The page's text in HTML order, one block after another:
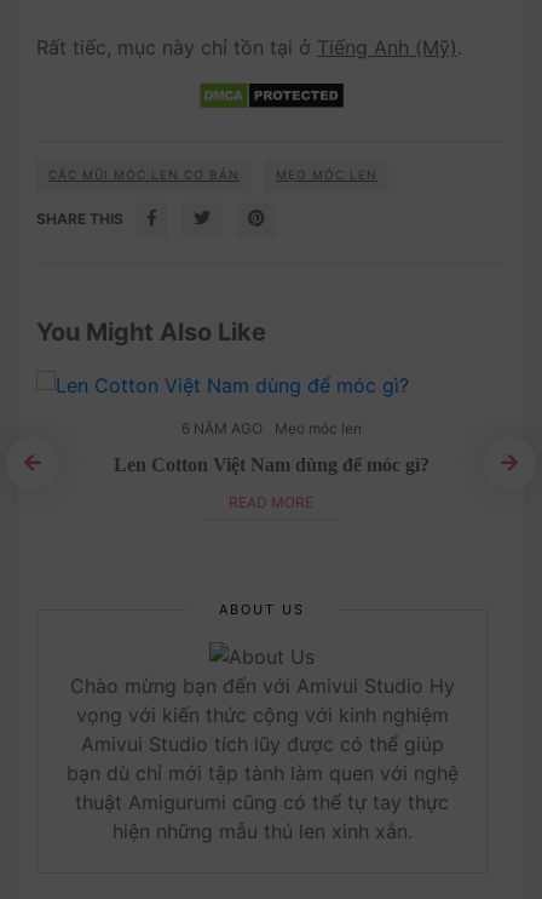
Rất tiếc, mục này chỉ tồn tại ở Tiếng Anh (Mỹ) .
CÁC MŨI MÓC LEN CƠ BẢN MẸO MÓC LEN
SHARE THIS
You Might Also Like
6 NĂM AGO Mẹo móc len
Len Cotton Việt Nam dùng để móc gì?
READ MORE
ABOUT US
Chào mừng bạn đến với Amivui Studio Hy
vọng với kiến thức cộng với kinh nghiệm
Amivui Studio tích lũy được có thể giúp
bạn dù chỉ mới tập tành làm quen với nghệ
thuật Amigurumi cũng có thể tự tay thực
hiện những mẫu thú len xinh xắn.